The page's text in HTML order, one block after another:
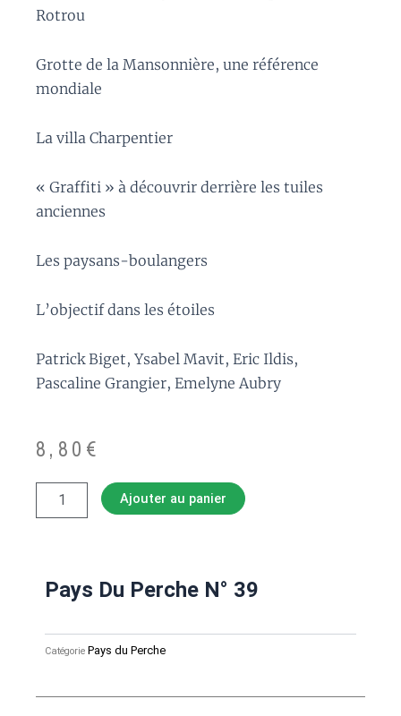
Rotrou
Grotte de la Mansonnière, une référence
mondiale
La villa Charpentier
« Graffiti » à découvrir derrière les tuiles
anciennes
Les paysans-boulangers
L’objectif dans les étoiles
Patrick Biget, Ysabel Mavit, Eric Ildis,
Pascaline Grangier, Emelyne Aubry
8,80 €
n°
39
Ajouter au panier
Pays Du Perche N° 39
Catégorie Pays du Perche